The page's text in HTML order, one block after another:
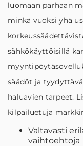
luomaan parhaan
minkä vuoksi yhä
sähkökäyttöisillä
säädöt ja
haluavien tarpeet.
kilpailuetuja
Valtavasti
vaihtoehtoja